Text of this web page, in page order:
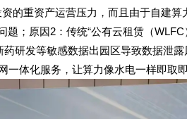
的重资产运营压力，而且由于自建
题；原因2 ：传统“公有云租赁（WLFC
药研发等敏感数据出园区导致数据泄
一体化服务，让算力像水电一样即取